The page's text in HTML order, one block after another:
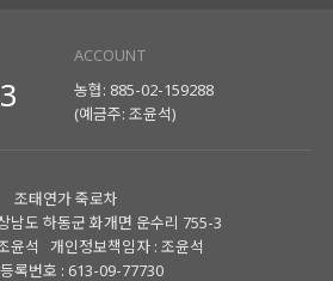
ACCOUNT
농협: 885-02-159288
(예금주: 조윤석)
조태연가 죽로차
남도 하동군 화개면 운수리 755-3
윤석 개인정보책임자 : 조윤석
록번호 : 613-09-77730